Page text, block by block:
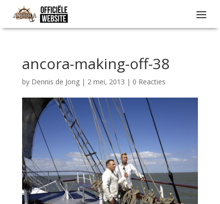
ancora-making-off-38
by Dennis de Jong| 2 mei, 2013 | 0 Reacties